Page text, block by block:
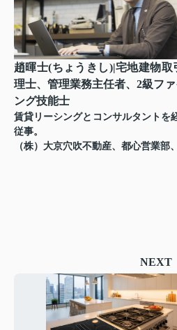
趙暉士(ちょうきし)|宅地建物
理士、管理業務主任者、2級フ
ング技能士
賃貸リーシングとコンサルタントを
従事。
（株）大京穴吹不動産、都心営業部
NEXT